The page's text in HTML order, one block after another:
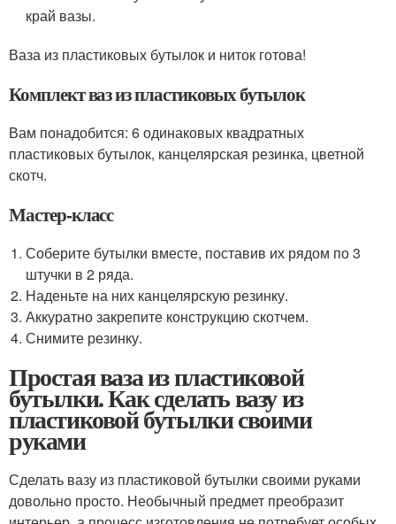
край вазы.
Ваза из пластиковых бутылок и ниток готова!
Комплект ваз из пластиковых бутылок
Вам понадобится: 6 одинаковых квадратных
пластиковых бутылок, канцелярская резинка, цветной
скотч.
Мастер-класс
Соберите бутылки вместе, поставив их рядом по 3
штучки в 2 ряда.
Наденьте на них канцелярскую резинку.
Аккуратно закрепите конструкцию скотчем.
Снимите резинку.
Простая ваза из пластиковой
бутылки. Как сделать вазу из
пластиковой бутылки своими
руками
Сделать вазу из пластиковой бутылки своими руками
довольно просто. Необычный предмет преобразит